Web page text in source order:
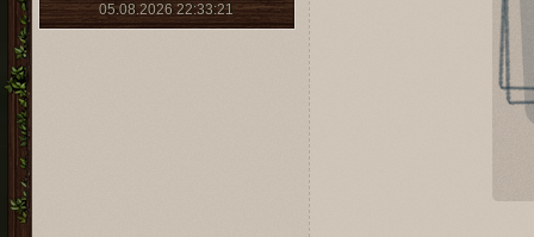
05.08.2026 22:33:21